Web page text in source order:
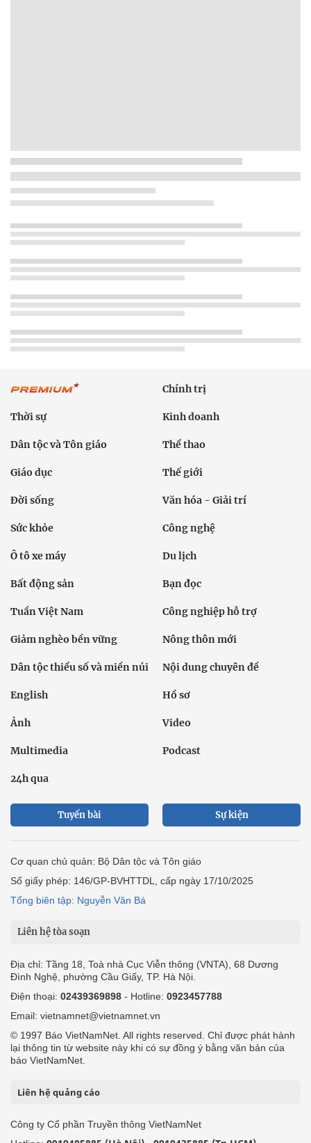
Chính trị
Thời sự Kinh doanh
Dân tộc và Tôn giáo Thể thao
Giáo dục Thế giới
Đời sống Văn hóa - Giải trí
Sức khỏe Công nghệ
Ô tô xe máy Du lịch
Bất động sản Bạn đọc
Tuần Việt Nam Công nghiệp hỗ trợ
Giảm nghèo bền vững Nông thôn mới
Dân tộc thiểu số và miền núi Nội dung chuyên đề
English Hồ sơ
Ảnh Video
Multimedia Podcast
24h qua
Tuyến bài Sự kiện
Cơ quan chủ quản: Bộ Dân tộc và Tôn giáo
Số giấy phép: 146/GP-BVHTTDL, cấp ngày 17/10/2025
Tổng biên tập: Nguyễn Văn Bá
Liên hệ tòa soạn
Địa chỉ: Tầng 18, Toà nhà Cục Viễn thông (VNTA), 68 Dương
Đình Nghệ, phường Cầu Giấy, TP. Hà Nội.
Điện thoại: 02439369898 - Hotline: 0923457788
Email: vietnamnet@vietnamnet.vn
© 1997 Báo VietNamNet. All rights reserved. Chỉ được phát hành
lại thông tin từ website này khi có sự đồng ý bằng văn bản của
báo VietNamNet.
Liên hệ quảng cáo
Công ty Cổ phần Truyền thông VietNamNet